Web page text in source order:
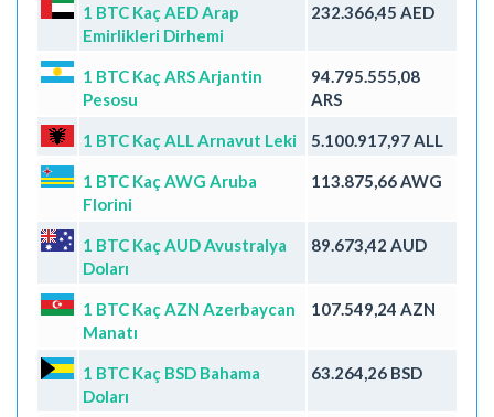
1 BTC Kaç AED Arap
Emirlikleri Dirhemi
232.366,45 AED
1 BTC Kaç ARS Arjantin
Pesosu
94.795.555,08
ARS
1 BTC Kaç ALL Arnavut Leki 5.100.917,97 ALL
1 BTC Kaç AWG Aruba
Florini
113.875,66 AWG
1 BTC Kaç AUD Avustralya
Doları
89.673,42 AUD
1 BTC Kaç AZN Azerbaycan
Manatı
107.549,24 AZN
1 BTC Kaç BSD Bahama
Doları
63.264,26 BSD